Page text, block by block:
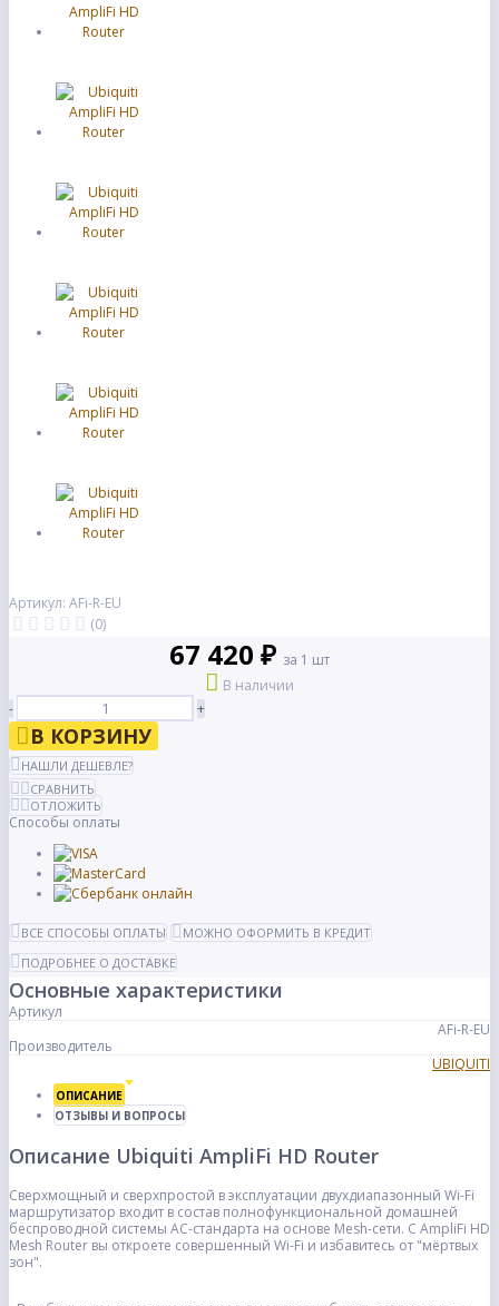
Артикул: AFi-R-EU
(0)
67 420 ₽ за 1 шт
В наличии
-
+
В КОРЗИНУ
НАШЛИ ДЕШЕВЛЕ?
СРАВНИТЬ
ОТЛОЖИТЬ
Способы оплаты
ВСЕ СПОСОБЫ ОПЛАТЫ
МОЖНО ОФОРМИТЬ В КРЕДИТ
ПОДРОБНЕЕ О ДОСТАВКЕ
Основные характеристики
Артикул
AFi-R-EU
Производитель
UBIQUITI
ОПИСАНИЕ
ОТЗЫВЫ И ВОПРОСЫ
Описание Ubiquiti AmpliFi HD Router
Сверхмощный и сверхпростой в эксплуатации двухдиапазонный Wi-Fi
маршрутизатор входит в состав полнофункциональной домашней
беспроводной системы AC-стандарта на основе Mesh-сети. С AmpliFi HD
Mesh Router вы откроете совершенный Wi-Fi и избавитесь от "мёртвых
зон".